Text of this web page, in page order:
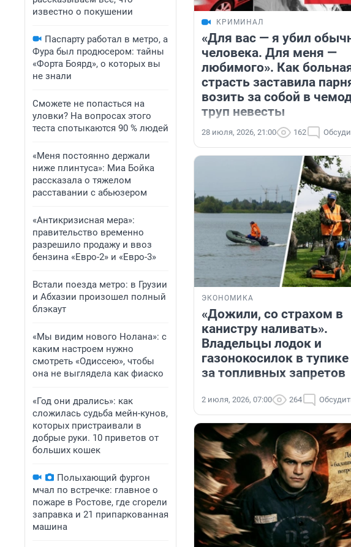
известно о покушении
Паспарту работал в метро, а
Фура был продюсером: тайны
«Форта Боярд», о которых вы
не знали
Сможете не попасться на
уловки? На вопросах этого
теста спотыкаются 90 % людей
«Меня постоянно держали
ниже плинтуса»: Миа Бойка
рассказала о тяжелом
расставании с абьюзером
«Антикризисная мера»:
правительство временно
разрешило продажу и ввоз
бензина «Евро-2» и «Евро-3»
Встали поезда метро: в Грузии
и Абхазии произошел полный
блэкаут
«Мы видим нового Нолана»: с
каким настроем нужно
смотреть «Одиссею», чтобы
она не выглядела как фиаско
«Год они дрались»: как
сложилась судьба мейн-кунов,
которых пристраивали в
добрые руки. 10 приветов от
больших кошек
Полыхающий фургон
мчал по встречке: главное о
пожаре в Ростове, где сгорели
заправка и 21 припаркованная
машина
КРИМИНАЛ
«Для вас — я убил
человека. Для меня —
любимого». Как
страсть заставила
возить за собой в
труп невесты
28 июля, 2026, 21:00 162
ЭКОНОМИКА
«Дожили, со страхом в
канистру наливать».
Владельцы лодок и
газонокосилок в
за топливных запретов
2 июля, 2026, 07:00 264